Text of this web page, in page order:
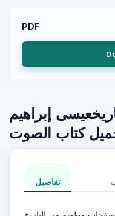
PDF
إبراهيم
كتاب الصوت
تفاصيل